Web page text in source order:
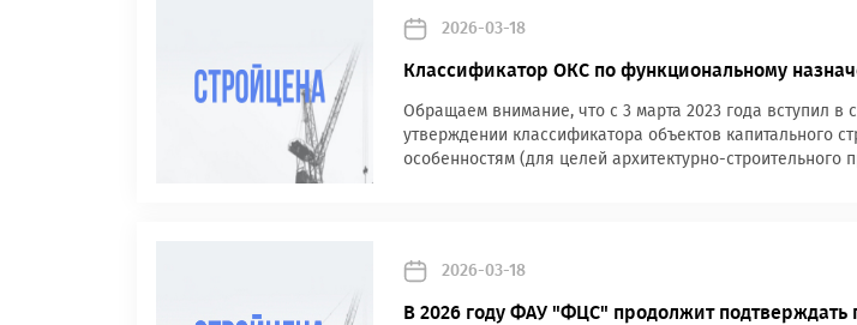
2026-03-18
Классификатор ОКС по функциональному
Обращаем внимание, что с 3 марта 2023 года вступил
утверждении классификатора объектов капитального
особенностям (для целей архитектурно-строительного
2026-03-18
В 2026 году ФАУ "ФЦС" продолжит